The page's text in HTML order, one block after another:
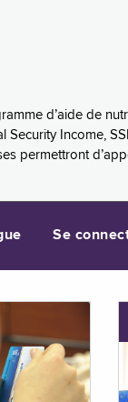
d’aide de
Security Income,
permettront
Se